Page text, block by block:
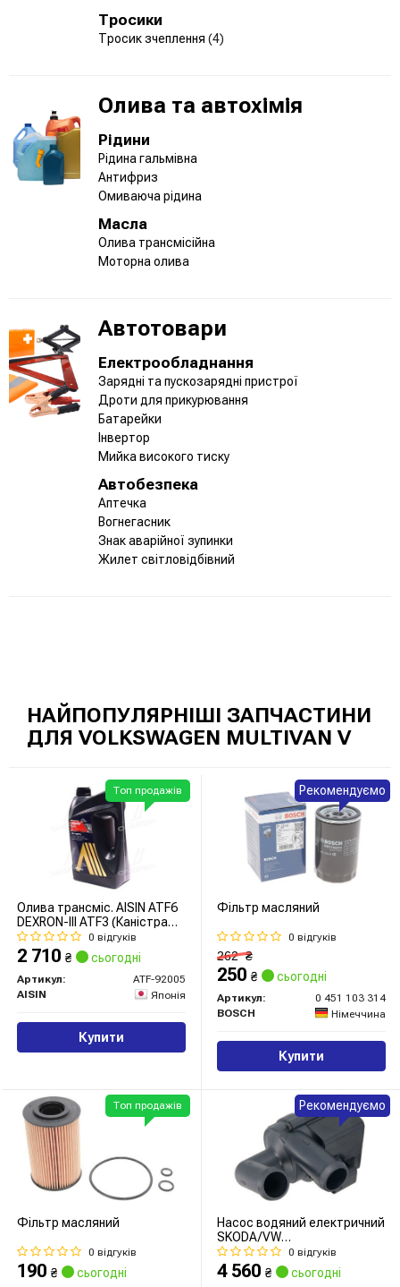
Тросики
Тросик зчеплення (4)
Олива та автохімія
Рідини
Рідина гальмівна
Антифриз
Омиваюча рідина
Масла
Олива трансмісійна
Моторна олива
Автотовари
Електрообладнання
Зарядні та пускозарядні пристрої
Дроти для прикурювання
Батарейки
Інвертор
Мийка високого тиску
Автобезпека
Аптечка
Вогнегасник
Знак аварійної зупинки
Жилет світловідбівний
НАЙПОПУЛЯРНІШІ ЗАПЧАСТИНИ
ДЛЯ VOLKSWAGEN MULTIVAN V
Олива трансміс. AISIN ATF6
DEXRON-III ATF3 (Каністра
5л)
0 відгуків
2 710 ₴ сьогодні
Артикул:
ATF-92005
AISIN
Японія
Купити
Топ продажів
Фільтр масляний
0 відгуків
262₴
250 ₴ сьогодні
Артикул:
0 451 103 314
BOSCH
Німеччина
Купити
Рекомендуємо
Фільтр масляний
0 відгуків
190 ₴ сьогодні
Топ продажів
Насос водяний електричний
SKODA/VW
Octavia,Yeti,Caddy,Golf 1,6-
2,0TDI
0 відгуків
4 560 ₴ сьогодні
Рекомендуємо